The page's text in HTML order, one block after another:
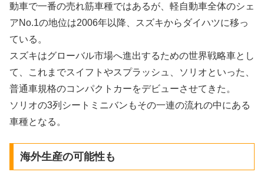
動車で一番の売れ筋車種ではあるが、軽自動車全体のシェ
アNo.1の地位は2006年以降、スズキからダイハツに移っ
ている。
スズキはグローバル市場へ進出するための世界戦略車とし
て、これまでスイフトやスプラッシュ、ソリオといった、
普通車規格のコンパクトカーをデビューさせてきた。
ソリオの3列シートミニバンもその一連の流れの中にある
車種となる。
海外生産の可能性も